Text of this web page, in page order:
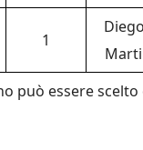
1
può essere scelto